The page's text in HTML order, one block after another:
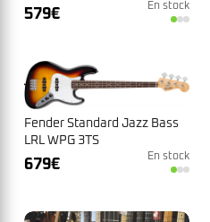
579€ En stock
Fender Standard Jazz Bass
LRL WPG 3TS
679€ En stock